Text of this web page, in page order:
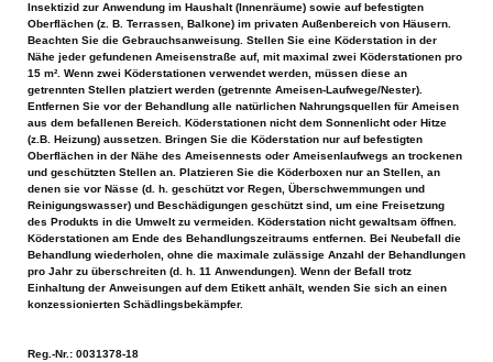
Insektizid zur Anwendung im Haushalt (Innenräume) sowie auf befestigten
Oberflächen (z. B. Terrassen, Balkone) im privaten Außenbereich von Häusern.
Beachten Sie die Gebrauchsanweisung. Stellen Sie eine Köderstation in der
Nähe jeder gefundenen Ameisenstraße auf, mit maximal zwei Köderstationen pro
15 m². Wenn zwei Köderstationen verwendet werden, müssen diese an
getrennten Stellen platziert werden (getrennte Ameisen-Laufwege/Nester).
Entfernen Sie vor der Behandlung alle natürlichen Nahrungsquellen für Ameisen
aus dem befallenen Bereich. Köderstationen nicht dem Sonnenlicht oder Hitze
(z.B. Heizung) aussetzen. Bringen Sie die Köderstation nur auf befestigten
Oberflächen in der Nähe des Ameisennests oder Ameisenlaufwegs an trockenen
und geschützten Stellen an. Platzieren Sie die Köderboxen nur an Stellen, an
denen sie vor Nässe (d. h. geschützt vor Regen, Überschwemmungen und
Reinigungswasser) und Beschädigungen geschützt sind, um eine Freisetzung
des Produkts in die Umwelt zu vermeiden. Köderstation nicht gewaltsam öffnen.
Köderstationen am Ende des Behandlungszeitraums entfernen. Bei Neubefall die
Behandlung wiederholen, ohne die maximale zulässige Anzahl der Behandlungen
pro Jahr zu überschreiten (d. h. 11 Anwendungen). Wenn der Befall trotz
Einhaltung der Anweisungen auf dem Etikett anhält, wenden Sie sich an einen
konzessionierten Schädlingsbekämpfer.
Reg.-Nr.: 0031378-18